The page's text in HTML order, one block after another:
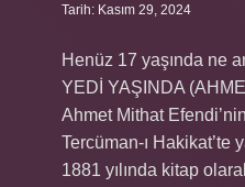
Tarih: Kasım 29, 2024
Henüz 17 yaşında ne
YEDİ YAŞINDA
Ahmet Mithat
Tercüman-ı Hakikat’te
1881 yılında kitap